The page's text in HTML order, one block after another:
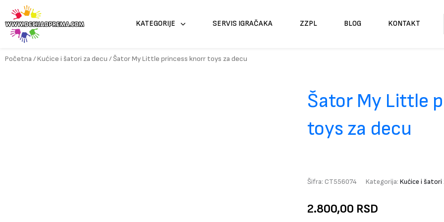
sadržaj
KATEGORIJE SERVIS IGRAČAKA ZZPL BLOG KONTAKT
Početna /Kućice i šatori za decu / Šator My Little princess knorr toys za decu
Šator My Little
toys za decu
Šifra: CT556074 Kategorija: Kućice i šatori
2.800,00 RSD